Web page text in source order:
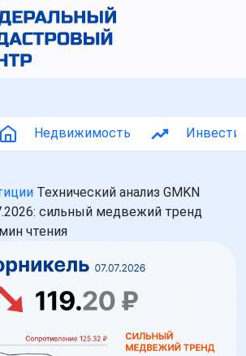
Недвижимость
Технический анализ GMKN
сильный медвежий тренд
чтения